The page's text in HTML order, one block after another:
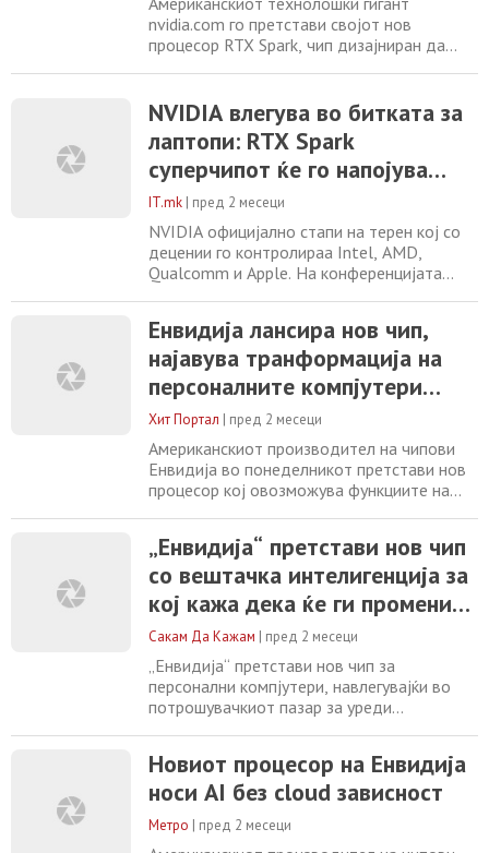
nvidia.com го претстави својот нов
процесор RTX Spark, чип дизајниран да
персонални компјутери и лаптопи, без
постојана зависност од облак-системите.
Најавата беше направена во Тајван, во
пресрет на светски познатата технолошка
NVIDIA влегува во битката за
лаптопи: RTX Spark
суперчипот ќе го напојува
новото поколение Windows
компјутери на Dell, HP,
Microsoft и уште четири
производители
IT.mk | пред 2 месеци
NVIDIA официјално стапи на терен кој со
децении го контролираа Intel, AMD,
Qualcomm и Apple. На конференцијата
претстави RTX Spark суперчипот, со кој
компанијата за прв пат влегува во улогата
на главен процесор за Windows лаптопи.
Зад овај потег стои стратешко
партнерство со Microsoft,
Енвидија лансира нов чип,
најавува транформација на
персоналните компјутери
преку AI
Хит Портал | пред 2 месеци
Американскиот производител на чипови
Енвидија во понеделникот претстави нов
процесор кој овозможува функциите на
работат на лаптопи и десктоп компјутери,
пренесува Ројтерс. Испораката на новиот
чип е планирана за есенва, а експертите
оценуваат дека тој би можел значително
да го промени начинот на кој корисниците
„Енвидија“ претстави нов чип
со вештачка интелигенција за
кој кажа дека ќе ги промени
компјутерите
Сакам Да Кажам | пред 2 месеци
„Енвидија“ претстави нов чип за
персонални компјутери, навлегувајќи во
потрошувачкиот пазар за уреди
осмислување на компјутерот е голема
работа исто како повторното
сега го знаеме како смартфон“, рече
Новиот процесор на Енвидија
носи AI без cloud зависност
Метро | пред 2 месеци